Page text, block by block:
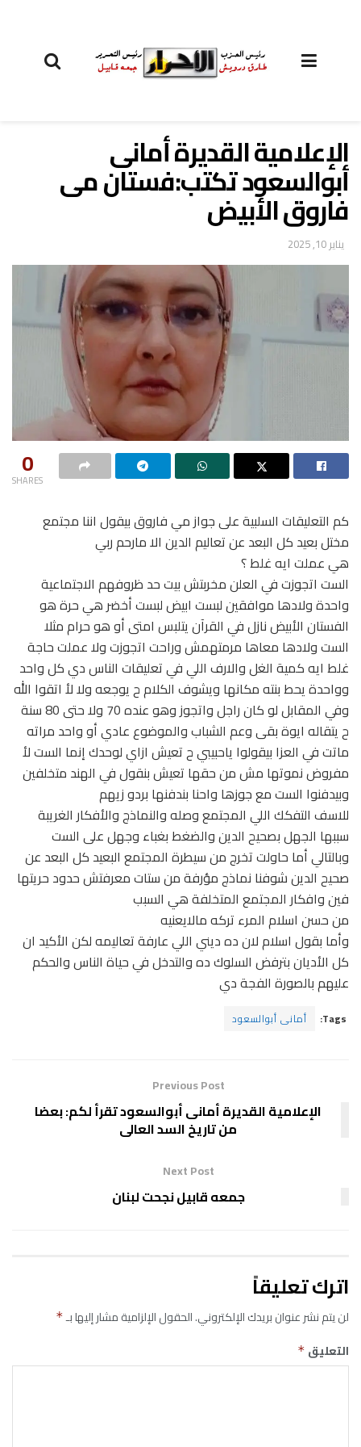
الإعلامية القديرة أمانى
أبوالسعود تكتب:فستان مى
فاروق الأبيض
يناير 10, 2025
0
SHARES
كم التعليقات السلبية على جواز مي فاروق بيقول اننا مجتمع
مختل بعيد كل البعد عن تعاليم الدين الا مارحم ربي
هي عملت ايه غلط ؟
الست اتجوزت في العلن مخربتش بيت حد ظروفهم الاجتماعية
واحدة ولادها موافقين لبست ابيض لبست أخضر هي حرة هو
الفستان الأبيض نازل في القرآن يتلبس امتى أو هو حرام مثلا
الست ولادها معاها مرمتهمش وراحت اتجوزت ولا عملت حاجة
غلط ايه كمية الغل والارف اللي في تعليقات الناس دي كل واحد
وواحدة يحط بنته مكانها ويشوف الكلام ح يوجعه ولا لأ اتقوا الله
وفي المقابل لو كان راجل واتجوز وهو عنده 70 ولا حتى 80 سنة
ح يتقاله ايوة بقى وعم الشباب والموضوع عادي أو واحد مراته
ماتت في العزا بيقولوا ياحبيبي ح تعيش ازاي لوحدك إنما الست لأ
مفروض نموتها مش من حقها تعيش بنقول في الهند متخلفين
وبيدفنوا الست مع جوزها واحنا بندفنها بردو زيهم
للاسف التفكك اللي المجتمع وصله والنماذج والأفكار الغريبة
سببها الجهل بصحيح الدين والضغط بغباء وجهل على الست
وبالتالي أما حاولت تخرج من سيطرة المجتمع البعيد كل البعد عن
صحيح الدين شوفنا نماذج مؤرفة من ستات معرفتش حدود حريتها
فين وافكار المجتمع المتخلفة هي السبب
من حسن اسلام المرء تركه مالايعنيه
وأما بقول اسلام لان ده ديني اللي عارفة تعاليمه لكن الأكيد ان
كل الأديان بترفض السلوك ده والتدخل في حياة الناس والحكم
عليهم بالصورة الفجة دي
Tags: أمانى أبوالسعود
Previous Post
الإعلامية القديرة أمانى أبوالسعود تقرأ لكم: بعضا
من تاريخ السد العالى
Next Post
جمعه قابيل نجحت لبنان
اترك تعليقاً
لن يتم نشر عنوان بريدك الإلكتروني.الحقول الإلزامية مشار إليها بـ*
التعليق *